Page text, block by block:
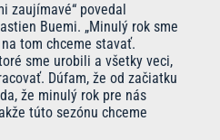
zaujímavé“ povedal
Buemi. „Minulý rok sme
tom chceme stavať.
sme urobili a všetky veci,
Dúfam, že od začiatku
že minulý rok pre nás
túto sezónu chceme